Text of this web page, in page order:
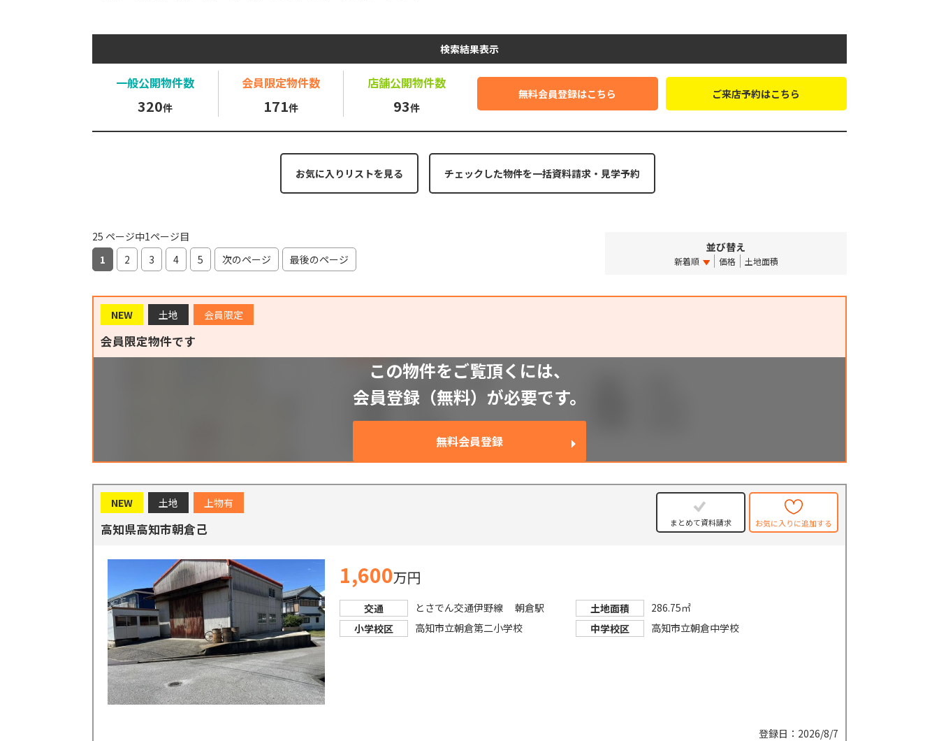
検索結果表示
一般公開物件数
320件
会員限定物件数
171件
店舗公開物件数
93件
無料会員登録はこちら ご来店予約はこちら
お気に入りリストを見る
25 ページ中1ページ目
1
2 3 4 5 次のページ 最後のページ
並び替え
新着順 価格 土地面積
NEW 土地 会員限定
会員限定物件です
この物件をご覧頂くには、
会員登録（無料）が必要です。
無料会員登録
NEW 土地 上物有
高知県高知市朝倉己 まとめて資料請求 お気に入りに追加する
1,600万円
交通 とさでん交通伊野線 朝倉駅 土地面積
286.75㎡
小学校区
高知市立朝倉第二小学校 中学校区 高知市立朝倉中学校
登録日：2026/8/7